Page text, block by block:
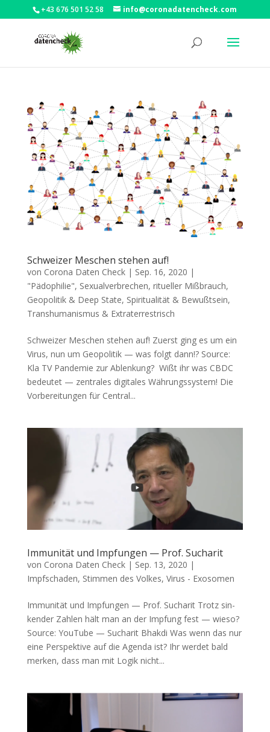
+43 676 501 52 58 info@coronadatencheck.com
Schweizer Meschen stehen auf!
von Corona Daten Check| Sep. 16, 2020 |
"Pädophilie", Sexualverbrechen, ritueller Mißbrauch,
Geopolitik & Deep State, Spiritualität & Bewußtsein,
Transhumanismus & Extraterrestrisch
Schweizer Meschen stehen auf! Zuerst ging es um ein
Virus, nun um Geo­po­li­tik — was folgt dann!? Source:
Kla TV Pan­de­mie zur Ablenkung? Wißt ihr was CBDC
bedeu­tet — zen­tra­les digi­ta­les Wäh­rungs­sys­tem! Die
Vor­be­rei­tun­gen für Cen­tral...
Immunität und Impfungen — Prof. Sucharit
von Corona Daten Check| Sep. 13, 2020 |
Impfschaden, Stimmen des Volkes, Virus - Exosomen
Immunität und Impfungen — Prof. Sucharit Trotz sin­
ken­der Zah­len hält man an der Imp­fung fest — wieso?
Source: You­Tube — Sucha­rit Bhakdi Was wenn das nur
eine Per­spek­ti­ve auf die Agen­da ist? Ihr wer­det bald
mer­ken, dass man mit Logik nicht...